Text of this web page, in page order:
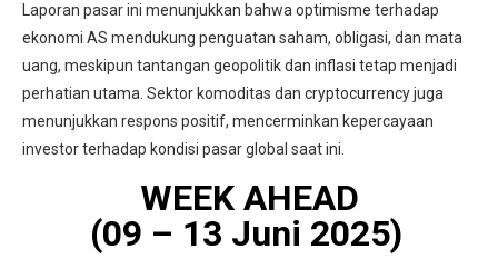
Laporan pasar ini menunjukkan bahwa optimisme terhadap
ekonomi AS mendukung penguatan saham, obligasi, dan mata
uang, meskipun tantangan geopolitik dan inflasi tetap menjadi
perhatian utama. Sektor komoditas dan cryptocurrency juga
menunjukkan respons positif, mencerminkan kepercayaan
investor terhadap kondisi pasar global saat ini.
WEEK AHEAD
(09 – 13 Juni 2025)